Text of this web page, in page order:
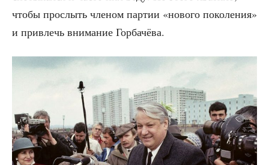
что­бы про­слыть чле­ном пар­тии «ново­го поко­ле­ния»
и при­влечь вни­ма­ние Горбачёва.